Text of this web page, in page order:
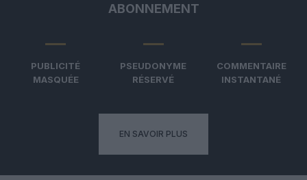
ABONNEMENT
PUBLICITÉ
MASQUÉE
PSEUDONYME
RÉSERVÉ
COMMENTAIRE
INSTANTANÉ
EN SAVOIR PLUS